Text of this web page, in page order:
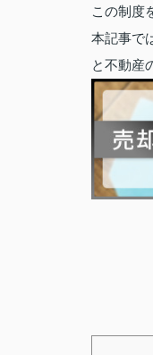
この制度
本記事で
と不動産